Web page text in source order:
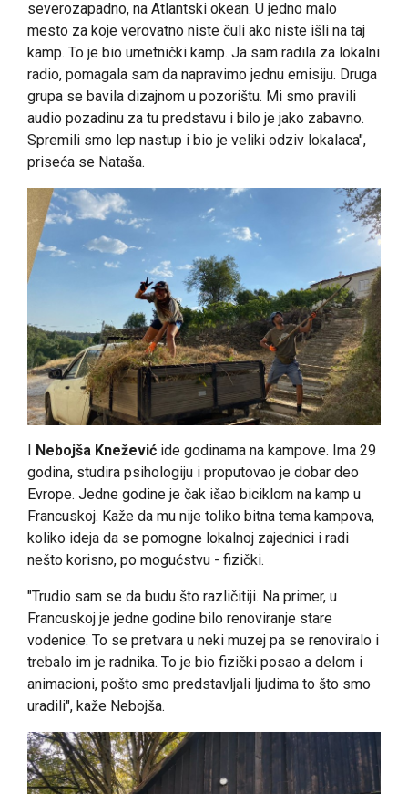
severozapadno, na Atlantski okean. U jedno malo
mesto za koje verovatno niste čuli ako niste išli na taj
kamp. To je bio umetnički kamp. Ja sam radila za lokalni
radio, pomagala sam da napravimo jednu emisiju. Druga
grupa se bavila dizajnom u pozorištu. Mi smo pravili
audio pozadinu za tu predstavu i bilo je jako zabavno.
Spremili smo lep nastup i bio je veliki odziv lokalaca",
priseća se Nataša.
I Nebojša Knežević ide godinama na kampove. Ima 29
godina, studira psihologiju i proputovao je dobar deo
Evrope. Jedne godine je čak išao biciklom na kamp u
Francuskoj. Kaže da mu nije toliko bitna tema kampova,
koliko ideja da se pomogne lokalnoj zajednici i radi
nešto korisno, po mogućstvu - fizički.
"Trudio sam se da budu što različitiji. Na primer, u
Francuskoj je jedne godine bilo renoviranje stare
vodenice. To se pretvara u neki muzej pa se renoviralo i
trebalo im je radnika. To je bio fizički posao a delom i
animacioni, pošto smo predstavljali ljudima to što smo
uradili", kaže Nebojša.